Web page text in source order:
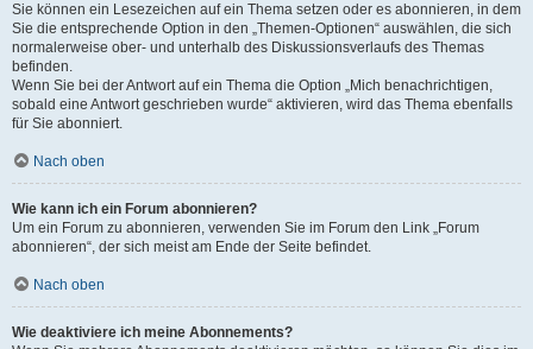
Sie können ein Lesezeichen auf ein Thema setzen oder es abonnieren, in dem
Sie die entsprechende Option in den „Themen-Optionen“ auswählen, die sich
normalerweise ober- und unterhalb des Diskussionsverlaufs des Themas
befinden.
Wenn Sie bei der Antwort auf ein Thema die Option „Mich benachrichtigen,
sobald eine Antwort geschrieben wurde“ aktivieren, wird das Thema ebenfalls
für Sie abonniert.
Nach oben
Wie kann ich ein Forum abonnieren?
Um ein Forum zu abonnieren, verwenden Sie im Forum den Link „Forum
abonnieren“, der sich meist am Ende der Seite befindet.
Nach oben
Wie deaktiviere ich meine Abonnements?